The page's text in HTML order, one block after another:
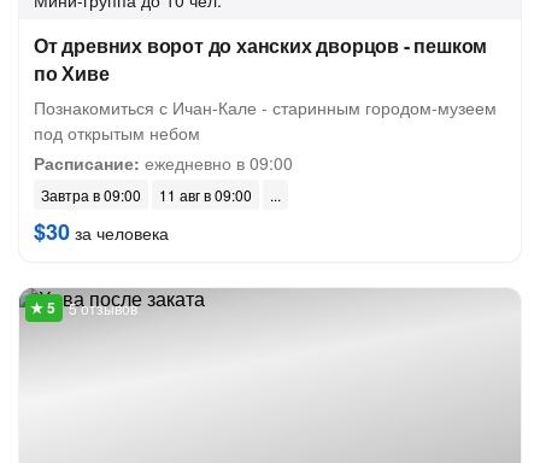
От древних ворот до ханских дворцов - пешком
по Хиве
Познакомиться с Ичан-Кале - старинным городом-музеем
под открытым небом
Расписание: ежедневно в 09:00
Завтра в 09:00 11 авг в 09:00
$30 за человека
5 отзывов